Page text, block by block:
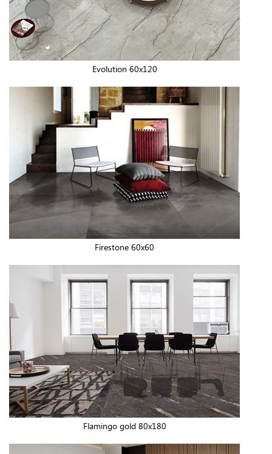
Evolution 60x120
Firestone 60x60
Flamingo gold 80x180